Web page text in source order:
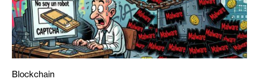
Blockchain